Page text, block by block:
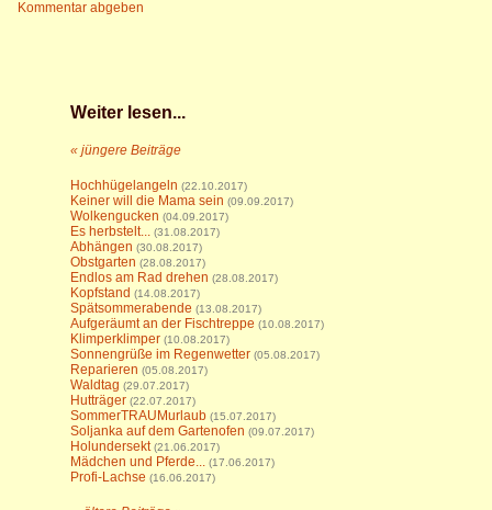
Kommentar abgeben
Weiter lesen...
« jüngere Beiträge
Hochhügelangeln (22.10.2017)
Keiner will die Mama sein (09.09.2017)
Wolkengucken (04.09.2017)
Es herbstelt... (31.08.2017)
Abhängen (30.08.2017)
Obstgarten (28.08.2017)
Endlos am Rad drehen (28.08.2017)
Kopfstand (14.08.2017)
Spätsommerabende (13.08.2017)
Aufgeräumt an der Fischtreppe (10.08.2017)
Klimperklimper (10.08.2017)
Sonnengrüße im Regenwetter (05.08.2017)
Reparieren (05.08.2017)
Waldtag (29.07.2017)
Hutträger (22.07.2017)
SommerTRAUMurlaub (15.07.2017)
Soljanka auf dem Gartenofen (09.07.2017)
Holundersekt(21.06.2017)
Mädchen und Pferde... (17.06.2017)
Profi-Lachse (16.06.2017)